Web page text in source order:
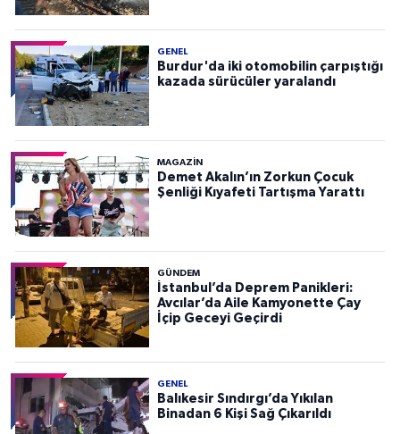
GENEL
Burdur'da iki otomobilin çarpıştığı
kazada sürücüler yaralandı
MAGAZİN
Demet Akalın’ın Zorkun Çocuk
Şenliği Kıyafeti Tartışma Yarattı
GÜNDEM
İstanbul’da Deprem Panikleri:
Avcılar’da Aile Kamyonette Çay
İçip Geceyi Geçirdi
GENEL
Balıkesir Sındırgı’da Yıkılan
Binadan 6 Kişi Sağ Çıkarıldı